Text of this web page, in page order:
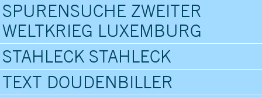
SPURENSUCHE ZWEITER
WELTKRIEG LUXEMBURG
STAHLECK STAHLECK
TEXT DOUDENBILLER